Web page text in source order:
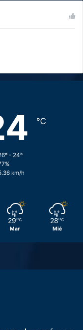
℃
- 24º
km/h
29 ℃
Mar
28 ℃
Mié